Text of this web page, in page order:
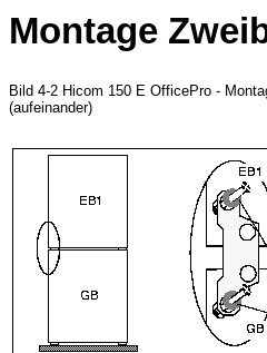
Montage
Bild 4-2 Hicom 150 E OfficePro -
(aufeinander)